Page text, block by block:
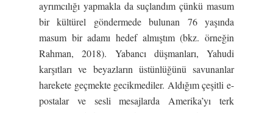
ayrımcılığı yapmakla da suçlandım çünkü masum
bir kültürel göndermede bulunan 76 yaşında
masum bir adamı hedef almıştım (bkz. örneğin
Rahman, 2018). Yabancı düşmanları, Yahudi
karşıtları ve beyazların üstünlüğünü savunanlar
harekete geçmekte gecikmediler. Aldığım çeşitli e-
postalar ve sesli mesajlarda Amerika’yı terk